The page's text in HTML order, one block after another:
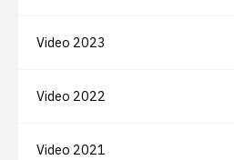
Video 2023
Video 2022
Video 2021